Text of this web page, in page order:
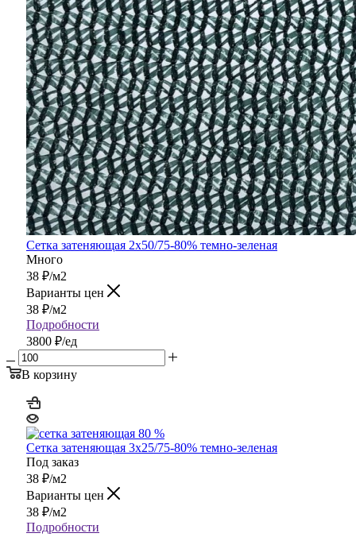
Сетка затеняющая 2х50/75-80% темно-зеленая
Много
38 ₽/м2
Варианты цен
38 ₽/м2
Подробности
3800 ₽/ед
В корзину
Сетка затеняющая 3х25/75-80% темно-зеленая
Под заказ
38 ₽/м2
Варианты цен
38 ₽/м2
Подробности